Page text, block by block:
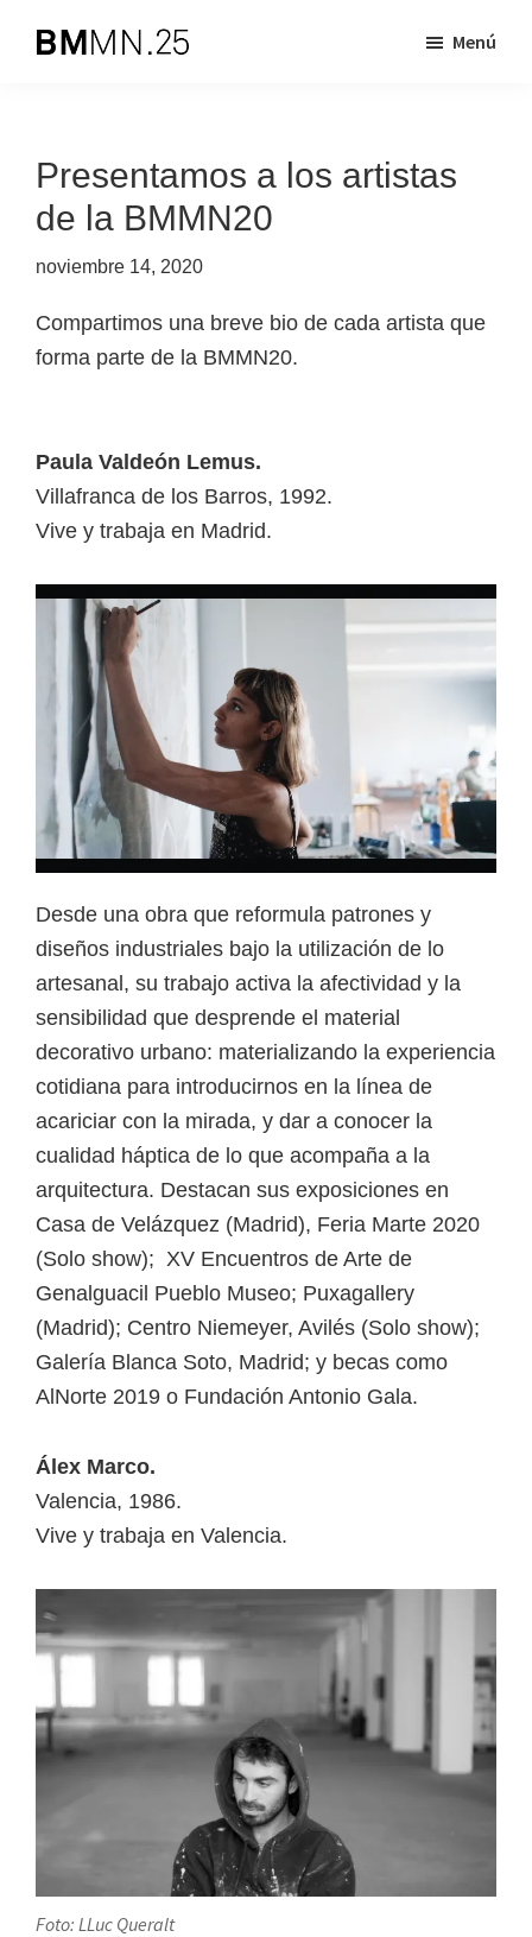
Navarro
iniciativa
dirigida
la
creación
Menú
Presentamos a los artistas
de la BMMN20
noviembre 14, 2020
Compartimos una breve bio de cada artista que
forma parte de la BMMN20.
Paula Valdeón Lemus.
Villafranca de los Barros, 1992.
Vive y trabaja en Madrid.
Desde una obra que reformula patrones y
diseños industriales bajo la utilización de lo
artesanal, su trabajo activa la afectividad y la
sensibilidad que desprende el material
decorativo urbano: materializando la experiencia
cotidiana para introducirnos en la línea de
acariciar con la mirada, y dar a conocer la
cualidad háptica de lo que acompaña a la
arquitectura. Destacan sus exposiciones en
Casa de Velázquez (Madrid), Feria Marte 2020
(Solo show); XV Encuentros de Arte de
Genalguacil Pueblo Museo; Puxagallery
(Madrid); Centro Niemeyer, Avilés (Solo show);
Galería Blanca Soto, Madrid; y becas como
AlNorte 2019 o Fundación Antonio Gala.
Álex Marco.
Valencia, 1986.
Vive y trabaja en Valencia.
Foto: LLuc Queralt